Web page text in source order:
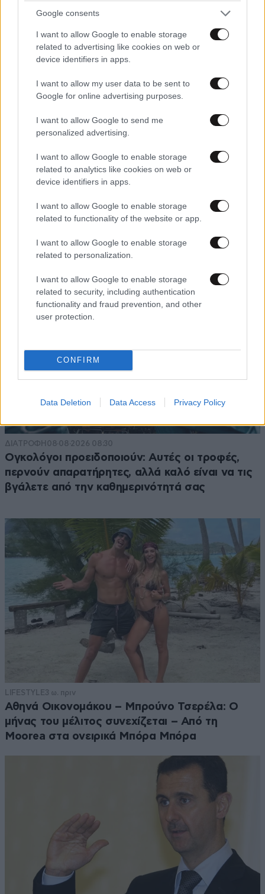
Google consents
I want to allow Google to enable storage
related to advertising like cookies on web or
device identifiers in apps.
I want to allow my user data to be sent to
Google for online advertising purposes.
I want to allow Google to send me
personalized advertising.
I want to allow Google to enable storage
related to analytics like cookies on web or
device identifiers in apps.
I want to allow Google to enable storage
related to functionality of the website or app.
I want to allow Google to enable storage
related to personalization.
I want to allow Google to enable storage
related to security, including authentication
functionality and fraud prevention, and other
user protection.
CONFIRM
Data Deletion Data Access Privacy Policy
ΔΙΑΤΡΟΦΗ 08·08·2026 08:30
Ογκολόγοι προειδοποιούν: Αυτές οι τροφές,
περνούν απαρατήρητες, αλλά καλό είναι να τις
βγάλετε από την καθημερινότητά σας
LIFESTYLE3 ω. πριν
Αθηνά Οικονομάκου – Μπρούνο Τσερέλα: Ο
μήνας του μέλιτος συνεχίζεται – Από τη
Moorea στα ονειρικά Μπόρα Μπόρα